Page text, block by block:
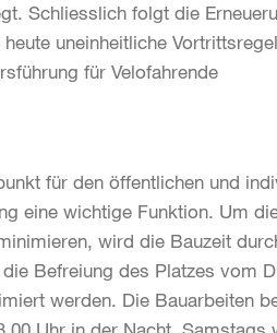
Schliesslich folgt die
uneinheitliche
für Velofahrende
für den öffentlichen und
eine wichtige Funktion. Um
wird die Bauzeit
Befreiung des Platzes vom
werden. Die Bauarbeiten